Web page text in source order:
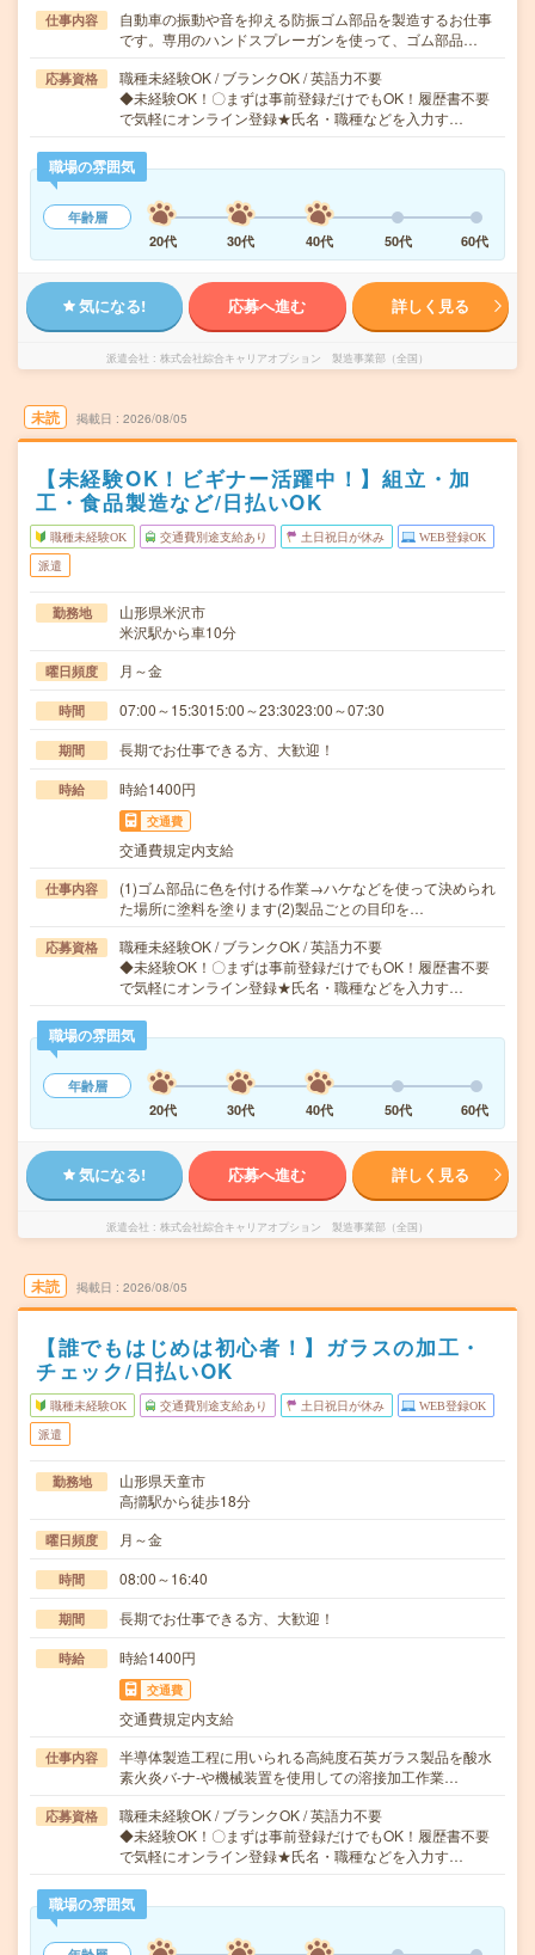
仕事内容
自動車の振動や音を抑える防振ゴム部品を製造するお仕事
です。専用のハンドスプレーガンを使って、ゴム部品…
応募資格
職種未経験OK / ブランクOK / 英語力不要
◆未経験OK！〇まずは事前登録だけでもOK！履歴書不要
で気軽にオンライン登録★氏名・職種などを入力す…
職場の雰囲気
年齢層
20代
30代 40代 50代 60代
気になる! 応募へ進む 詳しく見る
派遣会社 株式会社綜合キャリアオプション 製造事業部（全国）
未読 掲載日 2026/08/05
【未経験OK！ビギナー活躍中！】組立・加
工・食品製造など/日払いOK
職種未経験OK 交通費別途支給あり 土日祝日が休み WEB登録OK
派遣
勤務地
山形県米沢市
米沢駅から車10分
曜日頻度 月～金
時間 07:00～15:3015:00～23:3023:00～07:30
期間 長期でお仕事できる方、大歓迎！
時給 時給1400円
交通費
交通費規定内支給
仕事内容
(1)ゴム部品に色を付ける作業→ハケなどを使って決められ
た場所に塗料を塗ります(2)製品ごとの目印を…
応募資格
職種未経験OK / ブランクOK / 英語力不要
◆未経験OK！〇まずは事前登録だけでもOK！履歴書不要
で気軽にオンライン登録★氏名・職種などを入力す…
職場の雰囲気
年齢層
20代
30代 40代 50代 60代
気になる! 応募へ進む 詳しく見る
派遣会社 株式会社綜合キャリアオプション 製造事業部（全国）
未読 掲載日 2026/08/05
【誰でもはじめは初心者！】ガラスの加工・
チェック/日払いOK
職種未経験OK 交通費別途支給あり 土日祝日が休み WEB登録OK
派遣
勤務地
山形県天童市
高擶駅から徒歩18分
曜日頻度 月～金
時間 08:00～16:40
期間 長期でお仕事できる方、大歓迎！
時給 時給1400円
交通費
交通費規定内支給
仕事内容
半導体製造工程に用いられる高純度石英ガラス製品を酸水
素火炎バ-ナ-や機械装置を使用しての溶接加工作業…
応募資格
職種未経験OK / ブランクOK / 英語力不要
◆未経験OK！〇まずは事前登録だけでもOK！履歴書不要
で気軽にオンライン登録★氏名・職種などを入力す…
職場の雰囲気